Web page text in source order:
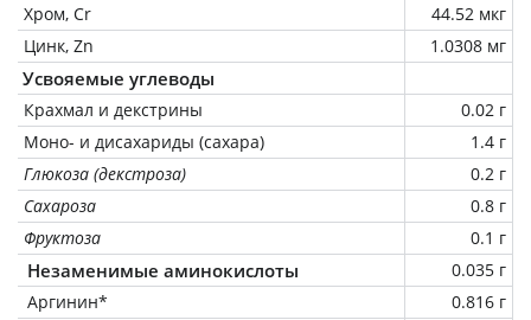
Хром, Cr
44.52 мкг
Цинк, Zn
1.0308 мг
Усвояемые углеводы
Крахмал и декстрины
0.02 г
Моно- и дисахариды (сахара)
1.4 г
Глюкоза (декстроза)
0.2 г
Сахароза
0.8 г
Фруктоза
0.1 г
Незаменимые аминокислоты
0.035 г
Аргинин*
0.816 г